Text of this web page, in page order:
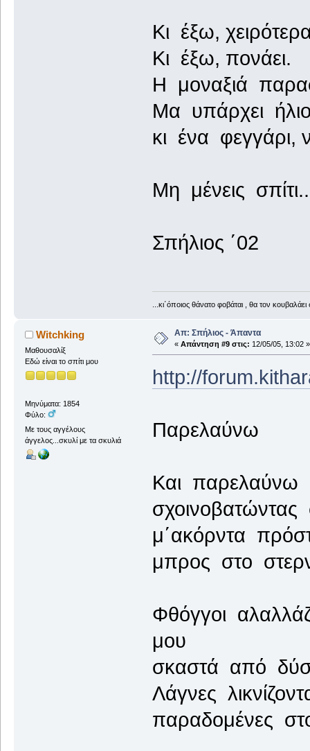
Κι έξω,
Κι έξω, πονάει.
Η μοναξιά
Μα υπάρχει
κι ένα
Μη μένεις σπίτι..
Σπήλιος ΄02
...κι΄όποιος θάνατο φοβάται , θα τον
Witchking
Μαθουσαλίξ
Εδώ είναι το σπίτι μου
Μηνύματα: 1854
Φύλο:
Με τους αγγέλους
άγγελος...σκυλί με τα σκυλιά
Απ: Σπήλιος - Άπαντα
« Απάντηση #9 στις: 12/05/05, 13:02 »
http://
Παρελαύνω
Και
μ΄ακόρντα
μπρος στο
Φθόγγοι
μου
σκαστά από
Λάγνες
παραδομένες